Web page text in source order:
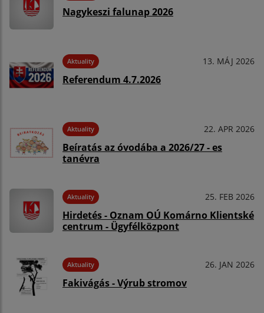
Nagykeszi falunap 2026
Aktuality 13. MÁJ 2026
Referendum 4.7.2026
Aktuality 22. APR 2026
Beíratás az óvodába a 2026/27 - es
tanévra
Aktuality 25. FEB 2026
Hirdetés - Oznam OÚ Komárno Klientské
centrum - Ügyfélközpont
Aktuality 26. JAN 2026
Fakivágás - Výrub stromov